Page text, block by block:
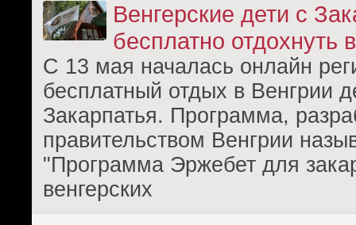
Венгерские дети с
бесплатно отдохнуть
С 13 мая началась онлайн
бесплатный отдых в Венгрии
Закарпатья. Программа,
правительством Венгрии
"Программа Эржебет для
венгерских